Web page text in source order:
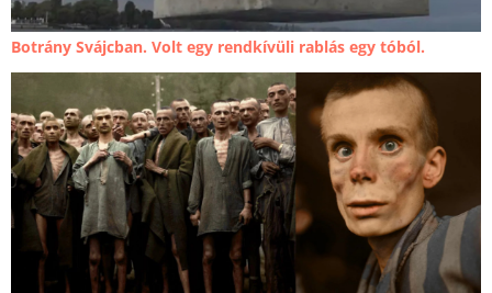
Botrány Svájcban. Volt egy rendkívüli rablás egy tóból.